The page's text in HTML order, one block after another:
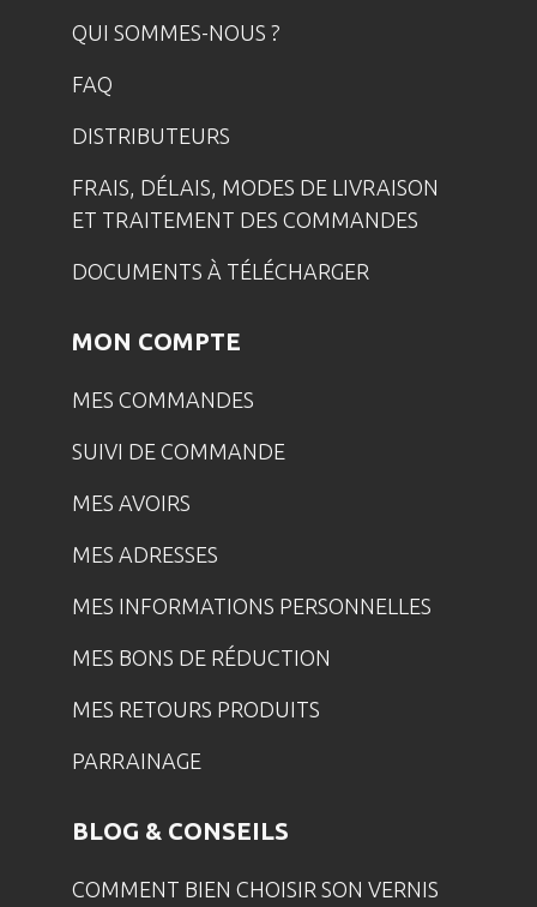
QUI SOMMES-NOUS ?
FAQ
DISTRIBUTEURS
FRAIS, DÉLAIS, MODES DE LIVRAISON
ET TRAITEMENT DES COMMANDES
DOCUMENTS À TÉLÉCHARGER
MON COMPTE
MES COMMANDES
SUIVI DE COMMANDE
MES AVOIRS
MES ADRESSES
MES INFORMATIONS PERSONNELLES
MES BONS DE RÉDUCTION
MES RETOURS PRODUITS
PARRAINAGE
BLOG & CONSEILS
COMMENT BIEN CHOISIR SON VERNIS